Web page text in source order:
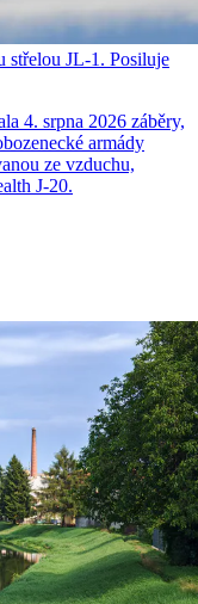
střelou JL-1. Posiluje
4. srpna 2026 záběry,
armády
ze vzduchu,
J-20.